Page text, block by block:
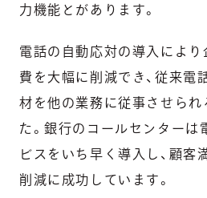
力機能とがあります。
電話の自動応対の導入によ
費を大幅に削減でき、従来電
材を他の業務に従事させられ
た。銀行のコールセンターは
ビスをいち早く導入し、顧客
削減に成功しています。